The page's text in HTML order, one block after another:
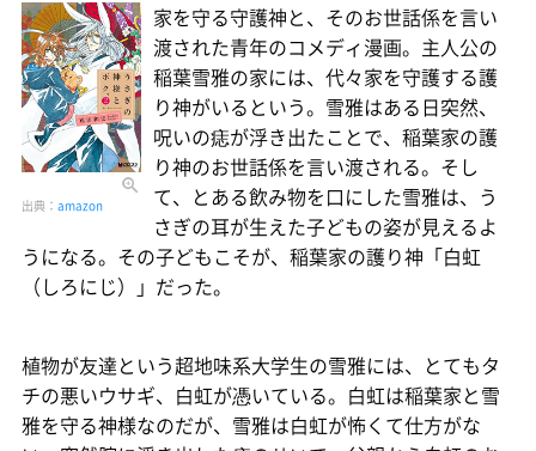
出典： amazon
家を守る守護神と、そのお世話係を言い
渡された青年のコメディ漫画。主人公の
稲葉雪雅の家には、代々家を守護する護
り神がいるという。雪雅はある日突然、
呪いの痣が浮き出たことで、稲葉家の護
り神のお世話係を言い渡される。そし
て、とある飲み物を口にした雪雅は、う
さぎの耳が生えた子どもの姿が見えるよ
うになる。その子どもこそが、稲葉家の護り神「白虹
（しろにじ）」だった。
植物が友達という超地味系大学生の雪雅には、とてもタ
チの悪いウサギ、白虹が憑いている。白虹は稲葉家と雪
雅を守る神様なのだが、雪雅は白虹が怖くて仕方がな